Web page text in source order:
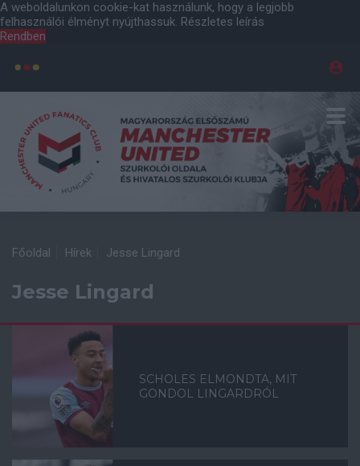
A weboldalunkon cookie-kat használunk, hogy a legjobb
felhasználói élményt nyújthassuk. Részletes leírás
Rendben
Főoldal Hírek Jesse Lingard
Jesse Lingard
SCHOLES ELMONDTA, MIT
GONDOL LINGARDRÓL